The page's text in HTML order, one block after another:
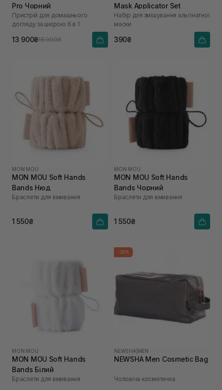
Pro Чорний
Пристрій для домашнього
догляду за шкірою 6 в 1
13 900₴18 900₴
Mask Applicator Set
Набір для змішування альгінатної
маски
390₴
MON MOU
MON MOU Soft Hands
Bands Нюд
Браслети для вмивання
1 550₴
MON MOU
MON MOU Soft Hands
Bands Чорний
Браслети для вмивання
1 550₴
MON MOU
MON MOU Soft Hands
Bands Білий
Браслети для вмивання
-25%
NEWSHA MEN
NEWSHA Men Сosmetic Bag
Чоловіча косметичка